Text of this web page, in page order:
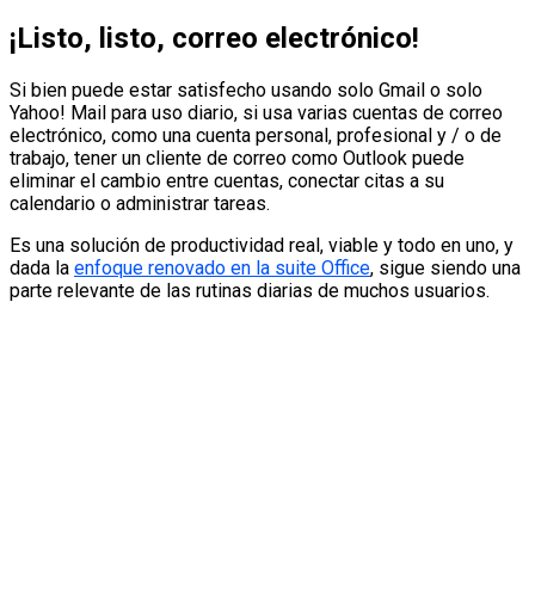
¡Listo, listo, correo electrónico!
Si bien puede estar satisfecho usando solo Gmail o solo
Yahoo! Mail para uso diario, si usa varias cuentas de correo
electrónico, como una cuenta personal, profesional y / o de
trabajo, tener un cliente de correo como Outlook puede
eliminar el cambio entre cuentas, conectar citas a su
calendario o administrar tareas.
Es una solución de productividad real, viable y todo en uno, y
dada la enfoque renovado en la suite Office, sigue siendo una
parte relevante de las rutinas diarias de muchos usuarios.